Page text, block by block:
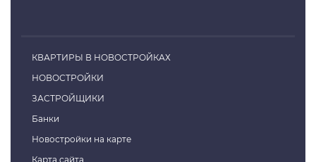
КВАРТИРЫ В НОВОСТРОЙКАХ
НОВОСТРОЙКИ
ЗАСТРОЙЩИКИ
Банки
Новостройки на карте
Карта сайта